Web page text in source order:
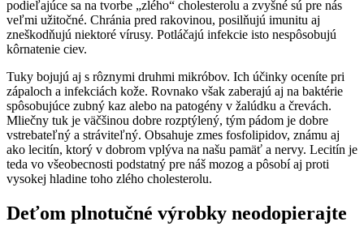
podieľajúce sa na tvorbe „zlého“ cholesterolu a zvyšné sú pre nás
veľmi užitočné. Chránia pred rakovinou, posilňujú imunitu aj
zneškodňujú niektoré vírusy. Potláčajú infekcie isto nespôsobujú
kôrnatenie ciev.
Tuky bojujú aj s rôznymi druhmi mikróbov. Ich účinky oceníte pri
zápaloch a infekciách kože. Rovnako však zaberajú aj na baktérie
spôsobujúce zubný kaz alebo na patogény v žalúdku a črevách.
Mliečny tuk je väčšinou dobre rozptýlený, tým pádom je dobre
vstrebateľný a stráviteľný. Obsahuje zmes fosfolipidov, známu aj
ako lecitín, ktorý v dobrom vplýva na našu pamäť a nervy. Lecitín je
teda vo všeobecnosti podstatný pre náš mozog a pôsobí aj proti
vysokej hladine toho zlého cholesterolu.
Deťom plnotučné výrobky neodopierajte